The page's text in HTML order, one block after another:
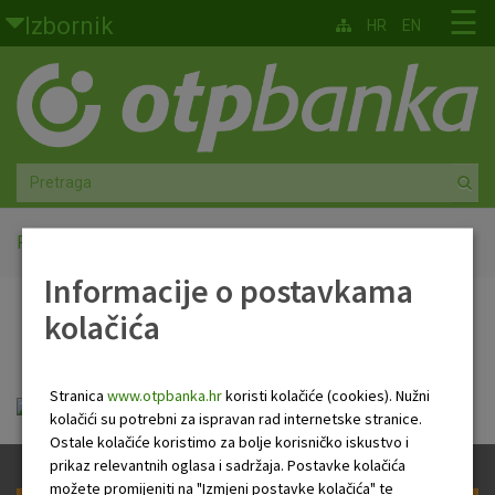
Skoči na glavni sadržaj
Izbornik
Građani
Privatno bankarstvo
Agro
Mala poduzeća i obrtnici
Srednja i velika poduzeća
Faktoring
O nama
☰
HR EN
Početna
ENG Newsletter
eng_newsletter_11_04_2018.pdf
Informacije o postavkama
kolačića
Stranica www.otpbanka.hrkoristi kolačiće (cookies). Nužni
kolačići su potrebni za ispravan rad internetske stranice.
Ostale kolačiće koristimo za bolje korisničko iskustvo i
prikaz relevantnih oglasa i sadržaja. Postavke kolačića
možete promijeniti na "Izmjeni postavke kolačića" te